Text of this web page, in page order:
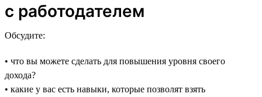
с работодателем
Обсудите:
• что вы можете сделать для повышения уровня своего
дохода?
• какие у вас есть навыки, которые позволят взять